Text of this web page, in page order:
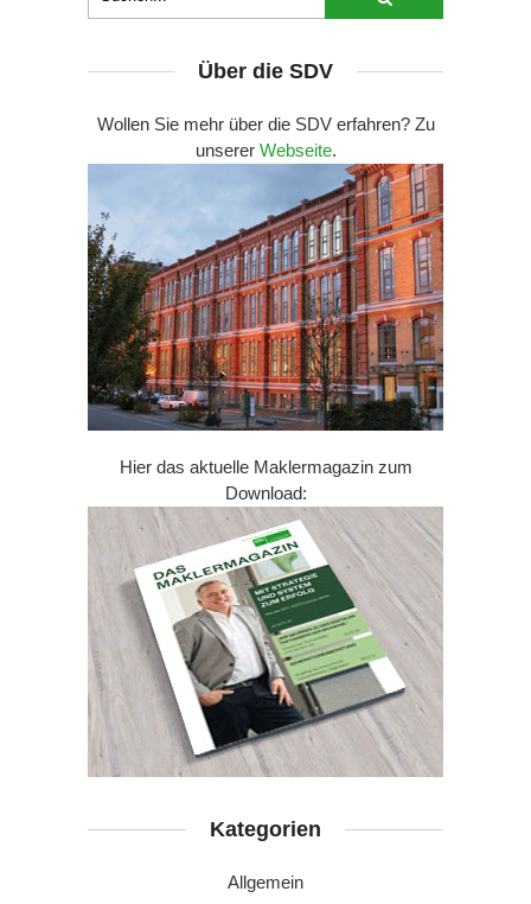
Über die SDV
Wollen Sie mehr über die SDV erfahren? Zu
unserer Webseite.
Hier das aktuelle Maklermagazin zum
Download:
Kategorien
Allgemein